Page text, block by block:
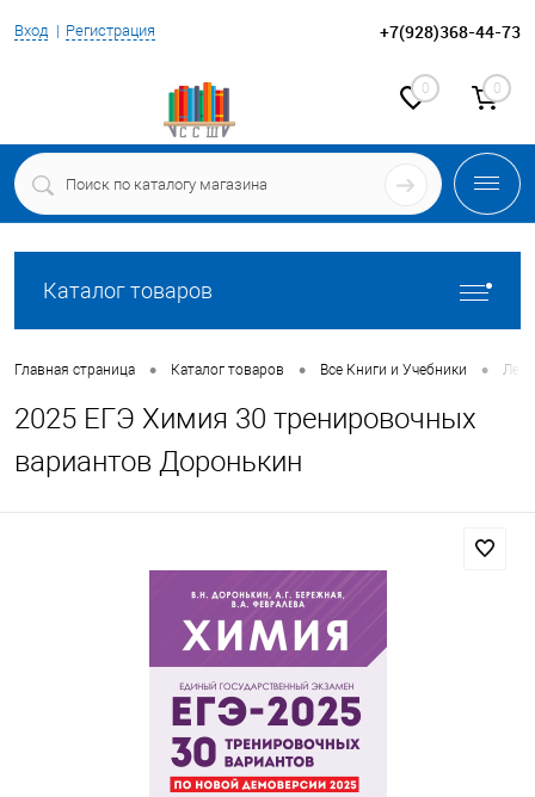
Вход Регистрация +7(928)368-44-73
0 0
Каталог товаров
Главная страница • Каталог товаров • Все Книги и Учебники •
2025 ЕГЭ Химия 30 тренировочных
вариантов Доронькин